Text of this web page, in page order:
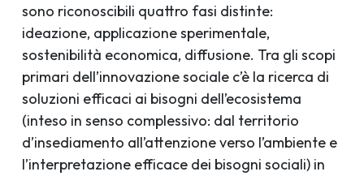
sono riconoscibili quattro fasi distinte:
ideazione, applicazione sperimentale,
sostenibilità economica, diffusione. Tra gli scopi
primari dell’innovazione sociale c’è la ricerca di
soluzioni efficaci ai bisogni dell’ecosistema
(inteso in senso complessivo: dal territorio
d’insediamento all’attenzione verso l’ambiente e
l’interpretazione efficace dei bisogni sociali) in